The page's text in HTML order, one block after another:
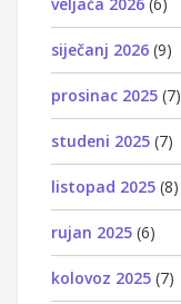
siječanj 2026 (9)
prosinac 2025 (7)
studeni 2025 (7)
listopad 2025 (8)
rujan 2025 (6)
kolovoz 2025 (7)